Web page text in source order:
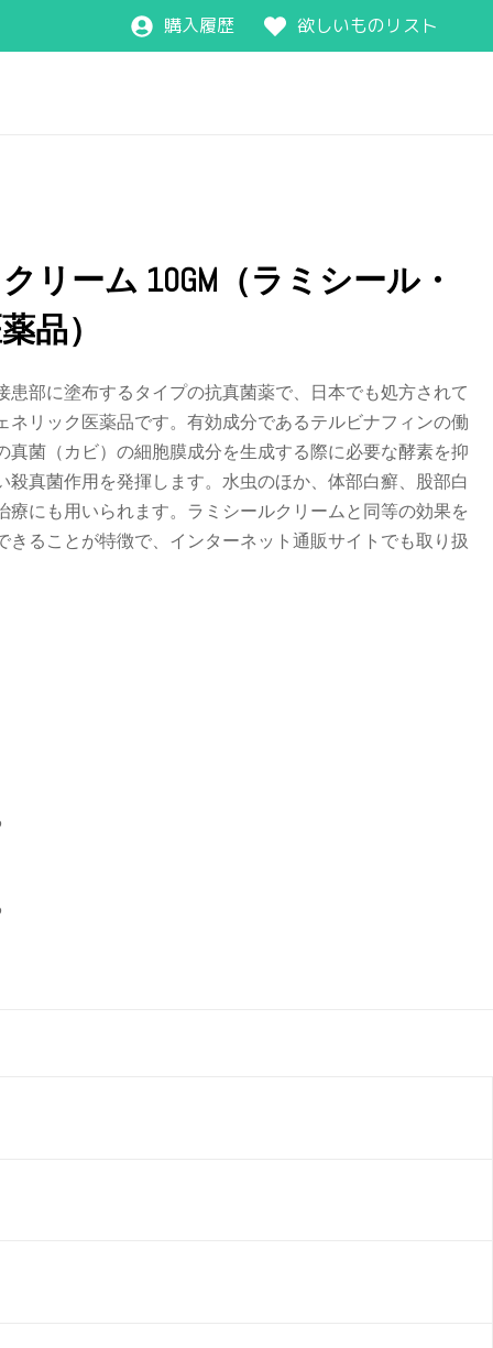
購入履歴 欲しいものリスト
リーム 10GM（ラミシール・
品）
患部に塗布するタイプの抗真菌薬で、日本でも処方されて
ネリック医薬品です。有効成分であるテルビナフィンの働
真菌（カビ）の細胞膜成分を生成する際に必要な酵素を抑
殺真菌作用を発揮します。水虫のほか、体部白癬、股部白
療にも用いられます。ラミシールクリームと同等の効果を
きることが特徴で、インターネット通販サイトでも取り扱